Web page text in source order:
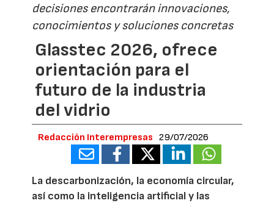
decisiones encontrarán innovaciones,
conocimientos y soluciones concretas
Glasstec 2026, ofrece
orientación para el
futuro de la industria
del vidrio
Redacción Interempresas 29/07/2026
La descarbonización, la economía circular,
así como la inteligencia artificial y las